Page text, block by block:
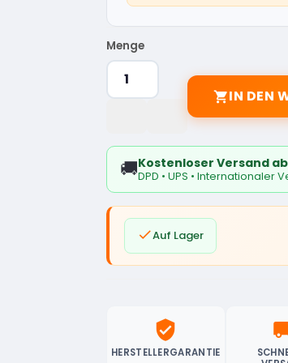
Menge
IN DEN
🚚Kostenloser Versand
DPD • UPS • Internationaler
Auf Lager
verified_user
HERSTELLERGARANTIE